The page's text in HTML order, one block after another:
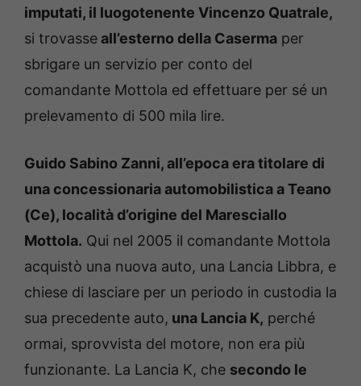
imputati, il luogotenente Vincenzo Quatrale,
si trovasseall’esterno della Caserma per
sbrigare un servizio per conto del
comandante Mottola ed effettuare per sé un
prelevamento di 500 mila lire.
Guido Sabino Zanni, all’epoca era titolare di
una concessionaria automobilistica a Teano
(Ce), località d’origine del Maresciallo
Mottola. Qui nel 2005 il comandante Mottola
acquistò una nuova auto, una Lancia Libbra, e
chiese di lasciare per un periodo in custodia la
sua precedente auto, una Lancia K, perché
ormai, sprovvista del motore, non era più
funzionante. La Lancia K, che secondo le